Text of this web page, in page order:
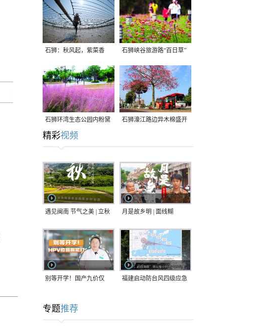
石狮：秋风起，紫菜香 石狮峡谷旅游路“百日草”
争相斗艳
石狮环湾生态公园内粉黛
乱子草盛放
石狮濠江路边异木棉盛开
精彩视频
遇见闽南 节气之美 | 立秋 月是故乡明 | 面线糊
别等开学！国产九价仅
紧打
福建启动防台风四级应急
专题推荐